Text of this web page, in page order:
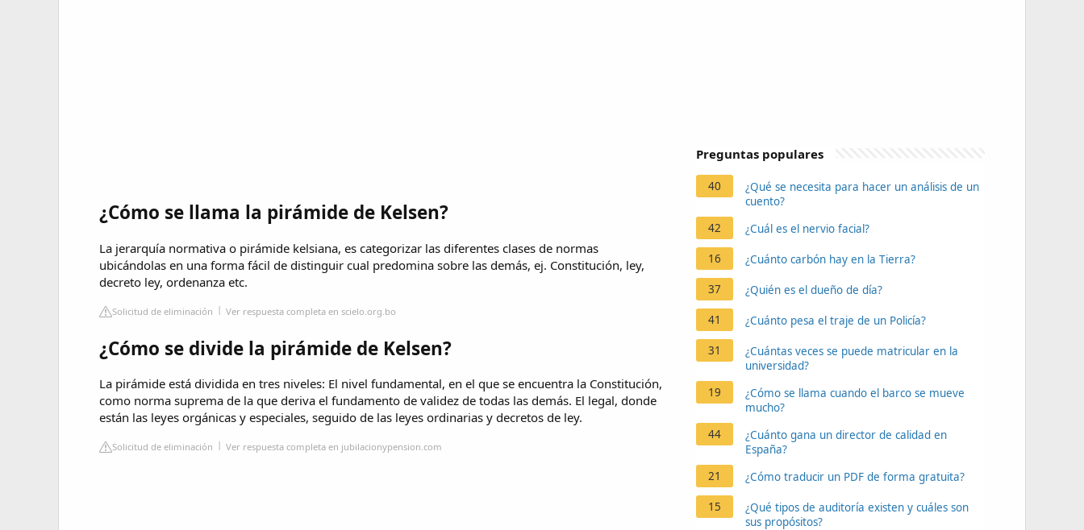
¿Cómo se llama la pirámide de Kelsen?
La jerarquía normativa o pirámide kelsiana, es categorizar las diferentes clases de normas
ubicándolas en una forma fácil de distinguir cual predomina sobre las demás, ej. Constitución, ley,
decreto ley, ordenanza etc.
Solicitud de eliminación Ver respuesta completa en scielo.org.bo
¿Cómo se divide la pirámide de Kelsen?
La pirámide está dividida en tres niveles: El nivel fundamental, en el que se encuentra la Constitución,
como norma suprema de la que deriva el fundamento de validez de todas las demás. El legal, donde
están las leyes orgánicas y especiales, seguido de las leyes ordinarias y decretos de ley.
Solicitud de eliminación Ver respuesta completa en jubilacionypension.com
Preguntas populares
40
¿Qué se necesita para hacer un análisis de un
cuento?
42
¿Cuál es el nervio facial?
16 ¿Cuánto carbón hay en la Tierra?
37 ¿Quién es el dueño de día?
41 ¿Cuánto pesa el traje de un Policía?
31
¿Cuántas veces se puede matricular en la
universidad?
19
¿Cómo se llama cuando el barco se mueve
mucho?
44
¿Cuánto gana un director de calidad en
España?
21
¿Cómo traducir un PDF de forma gratuita?
15
¿Qué tipos de auditoría existen y cuáles son
sus propósitos?